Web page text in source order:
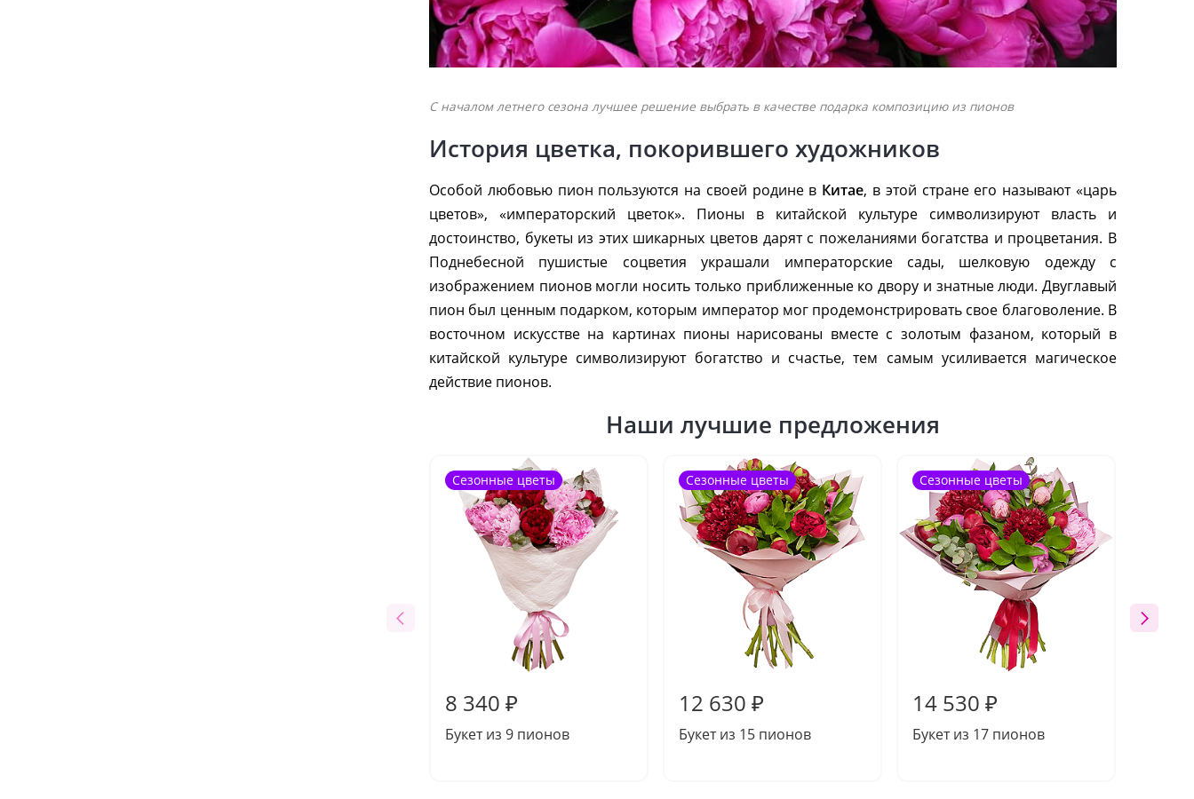
С началом летнего сезона лучшее решение выбрать в качестве подарка композицию из пионов
История цветка, покорившего художников
Особой любовью пион пользуются на своей родине в Китае, в этой стране его называют «царь
цветов», «императорский цветок». Пионы в китайской культуре символизируют власть и
достоинство, букеты из этих шикарных цветов дарят с пожеланиями богатства и процветания. В
Поднебесной пушистые соцветия украшали императорские сады, шелковую одежду с
изображением пионов могли носить только приближенные ко двору и знатные люди. Двуглавый
пион был ценным подарком, которым император мог продемонстрировать свое благоволение. В
восточном искусстве на картинах пионы нарисованы вместе с золотым фазаном, который в
китайской культуре символизируют богатство и счастье, тем самым усиливается магическое
действие пионов.
Наши лучшие предложения
Сезонные цветы
8 340 ₽
Букет из 9 пионов
Сезонные цветы
12 630 ₽
Букет из 15 пионов
Сезонные цветы
14 530 ₽
Букет из 17 пионов